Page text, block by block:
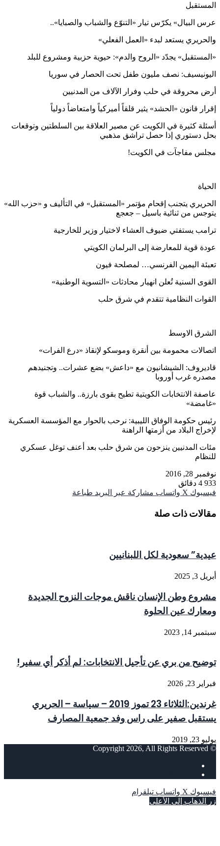
المستقبل
عرس البيال» يكرّس تيار «التنوّع والشباب والصبايا»..
والحريري يستعد لبدء «العمل الفعلي»
«المستقبل» يجدّد «الروح والدم»: حيوية حزبية ومشروع للبلد
اليونيسيف: نصف مليون طفل تحت الحصار في سوريا
أرض محروقة في حلب وفرار الآلاف من المدنيين
إقرار قانون «الحشد» يثير قلقاً أميركياً وامتعاضاً دولياً
أسئلة كثيرة في الكويت عن مصير العلاقة بين السلطتين وتوقعات
بحل دستوري إذا حصل تراشق مذهبي
مجلس مفاجآت في الكويت!
الحياة
الحريري يتجنب إقحام مؤتمر «المستقبل» في التأليف و «حزب الله»
يتوجس من ثنائية باسيل – جعجع
ترامب يستفتي ضيوف العشاء لاختيار وزير للخارجية
عودة قوية للمعارضة إلى البرلمان الكويتي
تعبئة اليمين الفرنسي… لمصلحة فيون
القوى السنية تُعلن انهيار محادثات «التسوية الوطنية»
القوات النظامية تتقدم في شرق حلب
الشرق الاوسط
اتصالات محمومة بين أنقرة وموسكو لإنقاذ «درع الفرات»
قاديروف: الشيشانيون مع «داعش» بضع عشرات.. وتجنيدهم
مصدره غرب أوروبا
عاصفة الانتخابات الكويتية تطيح بقوى بارزة.. والشباب قوة
«غامضة»
رئيس حكومة الوفاق الليبية: نرحب بالحوار مع المؤسسة العسكرية
لإخراج البلاد من أزمتها الراهنة
مئات المدنيين ينزحون من شرق حلب بعد أعنف توغل عسكري
للنظام
نوفمبر 28, 2016
933 4 دقائق
فيسبوك ‫X واتساب مشاركة عبر البريد طباعة
مقالات ذات صلة
عيدية” سعودية لكل اللبنانيين
أبريل 3, 2025
مشروع وطن الإنسان ناقش موجات النزوح الجديدة
ومعارك عين الحلوة
سبتمبر 14, 2023
توضيح من بري عن تأجيل الانتخابات: لم أذكر أي سفير!
فبراير 23, 2026
غرندين:الثلاثاء 23 تموز 2019 – سياسة – الحريري
يستقبل صفير على راس وفد جمعية المصارف
يوليو 23, 2019
© Copyright 2026, All Rights Reserved
فيسبوك ‫X واتساب تيلقرام
زر الذهاب إلى الأعلى